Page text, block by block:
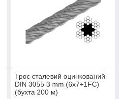
Трос сталевий оцинкований
DIN 3055 3 mm (6x7+1FC)
(бухта 200 м)